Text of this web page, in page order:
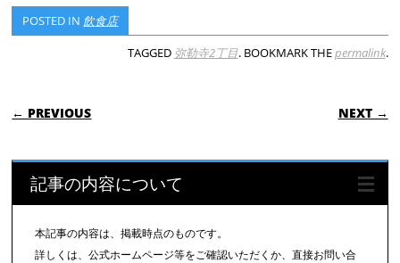
POSTED IN 飲食店
TAGGED 弥勒寺2丁目. BOOKMARK THEpermalink.
POST NAVIGATION
← PREVIOUS NEXT →
記事の内容について
本記事の内容は、掲載時点のものです。
詳しくは、公式ホームページ等をご確認いただくか、直接お問い合